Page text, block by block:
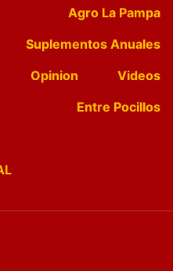
Agro La Pampa
Suplementos Anuales
Opinion
Videos
Entre Pocillos